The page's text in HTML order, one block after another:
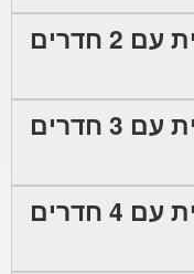
מחיר הובלות במודיעין בית עם 2 חדרים
מחיר הובלות במודיעין בית עם 3 חדרים
מחיר הובלות במודיעין בית עם 4 חדרים